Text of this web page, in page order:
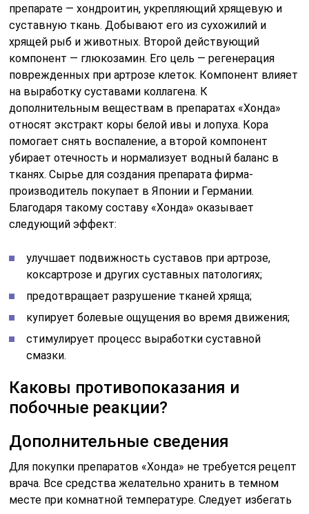
препарате — хондроитин, укрепляющий хрящевую и
суставную ткань. Добывают его из сухожилий и
хрящей рыб и животных. Второй действующий
компонент — глюкозамин. Его цель — регенерация
поврежденных при артрозе клеток. Компонент влияет
на выработку суставами коллагена. К
дополнительным веществам в препаратах «Хонда»
относят экстракт коры белой ивы и лопуха. Кора
помогает снять воспаление, а второй компонент
убирает отечность и нормализует водный баланс в
тканях. Сырье для создания препарата фирма-
производитель покупает в Японии и Германии.
Благодаря такому составу «Хонда» оказывает
следующий эффект:
улучшает подвижность суставов при артрозе,
коксартрозе и других суставных патологиях;
предотвращает разрушение тканей хряща;
купирует болевые ощущения во время движения;
стимулирует процесс выработки суставной
смазки.
Каковы противопоказания и
побочные реакции?
Дополнительные сведения
Для покупки препаратов «Хонда» не требуется рецепт
врача. Все средства желательно хранить в темном
месте при комнатной температуре. Следует избегать